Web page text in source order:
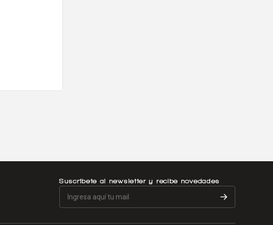
Suscríbete al newsletter y recibe novedades